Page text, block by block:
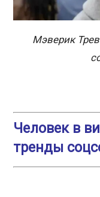
Мэверик
Человек в
тренды